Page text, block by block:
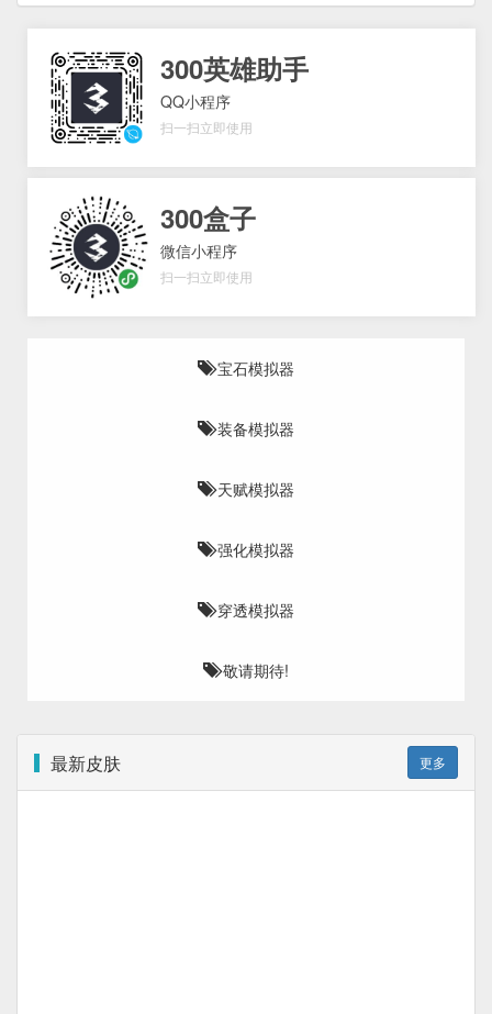
300英雄助手
QQ小程序
扫一扫立即使用
300盒子
微信小程序
扫一扫立即使用
宝石模拟器
装备模拟器
天赋模拟器
强化模拟器
穿透模拟器
敬请期待!
最新皮肤 更多